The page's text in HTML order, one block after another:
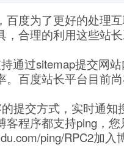
百度为了更好的处理
，合理的利用这些站
通过sitemap提交网
。百度站长平台目前
提交方式，实时通知
客程序都支持ping，
ping/RPC2加入